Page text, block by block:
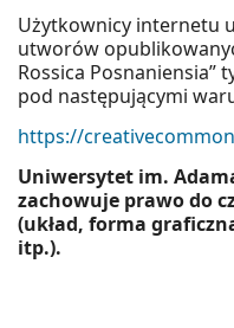
Użytkownicy internetu
utworów
Rossica Posnaniensia”
pod następującymi
https://
Uniwersytet im.
zachowuje prawo do
(układ, forma
itp.).